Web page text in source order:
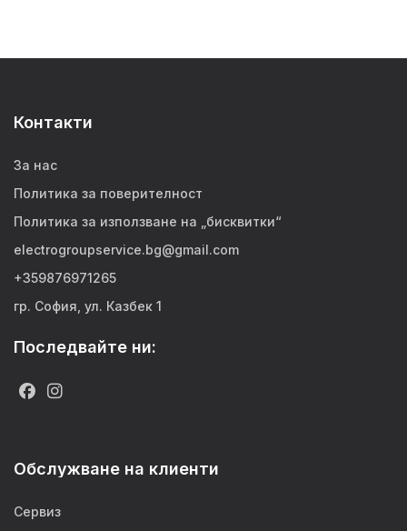
Контакти
За нас
Политика за поверителност
Политика за използване на „бисквитки“
electrogroupservice.bg@gmail.com
+359876971265
гр. София, ул. Казбек 1
Последвайте ни:
Обслужване на клиенти
Сервиз